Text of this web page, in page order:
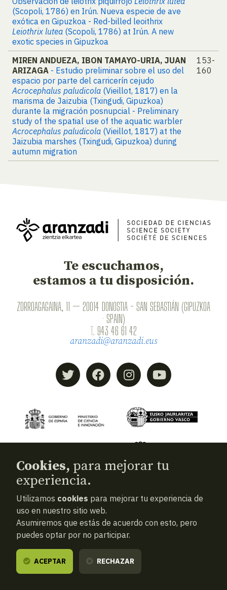
(Scopoli, 1786) en Irún. Nueva especie de ave
exótica en Gipuzkoa - Red-billed leoithrix
Leiothrix lutea (Scopoli, 1786) at Irún. A new
exotic species in Gipuzkoa
MIREN ANDUEZA, IBON TAMAYO-URIA, JUAN
ARIZAGA - Estudio preliminar sobre el uso del
espacio por parte del carricerín cejudo
Acrocephalus paludicola (Vieillot, 1817) en la
marisma de Jaizubia (Txingudi, Gipuzkoa)
durante la migración posnupcial - Preliminary
study of the spatial use of the aquatic warbler
Acrocephalus paludicola (Vieillot, 1817) at the
Jaizubia marshes (Txingudi, Gipuzkoa) during
autumn migration
153-
160
Te escuchamos,
estamos a tu disposición.
ZORROAGAGAINA, 11 — 20014 DONOSTIA - SAN SEBASTIÁN (GIPUZKOA
· SPAIN)
T. 943 46 61 42
aranzadi@aranzadi.eus
© 2026Aranzadi — Zientzia elkartea
Términos y condiciones
Política de privacidad
Cookies, para mejorar tu
experiencia.
Utilizamos cookies para mejorar tu experiencia de
uso en nuestro sitio web.
Asumiremos que estás de acuerdo con esto, pero
puedes optar por no participar.
ACEPTAR RECHAZAR